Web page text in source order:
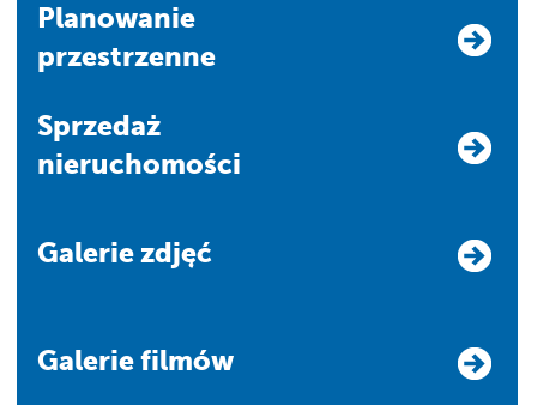
Planowanie
przestrzenne
Sprzedaż
nieruchomości
Galerie zdjęć
Galerie filmów